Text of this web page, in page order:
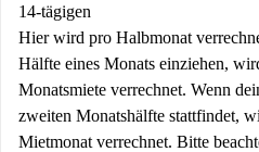
14-tägigen
Hier wird pro Halbmonat
Hälfte eines Monats einziehen,
Monatsmiete verrechnet. Wenn
zweiten Monatshälfte stattfindet,
Mietmonat verrechnet. Bitte